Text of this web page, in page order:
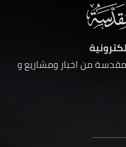
من اخبار ومشاريع و